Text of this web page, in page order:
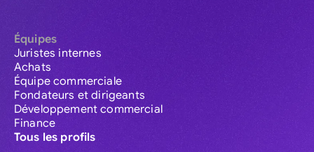
Équipes
Juristes internes
Achats
Équipe commerciale
Fondateurs et dirigeants
Développement commercial
Finance
Tous les profils